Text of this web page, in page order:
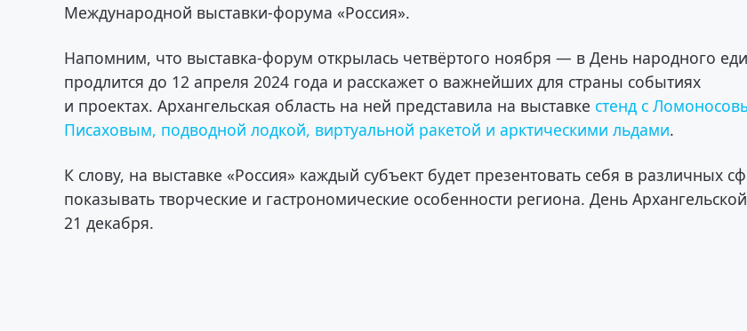
Международной выставки-форума «Россия».
Напомним, что выставка-форум открылась четвёртого ноября — в День народного
продлится до 12 апреля 2024 года и расскажет о важнейших для страны событиях
и проектах. Архангельская область на ней представила на выставке стенд с
Писаховым, подводной лодкой, виртуальной ракетой и арктическими льдами.
К слову, на выставке «Россия» каждый субъект будет презентовать себя в различных
показывать творческие и гастрономические особенности региона. День
21 декабря.